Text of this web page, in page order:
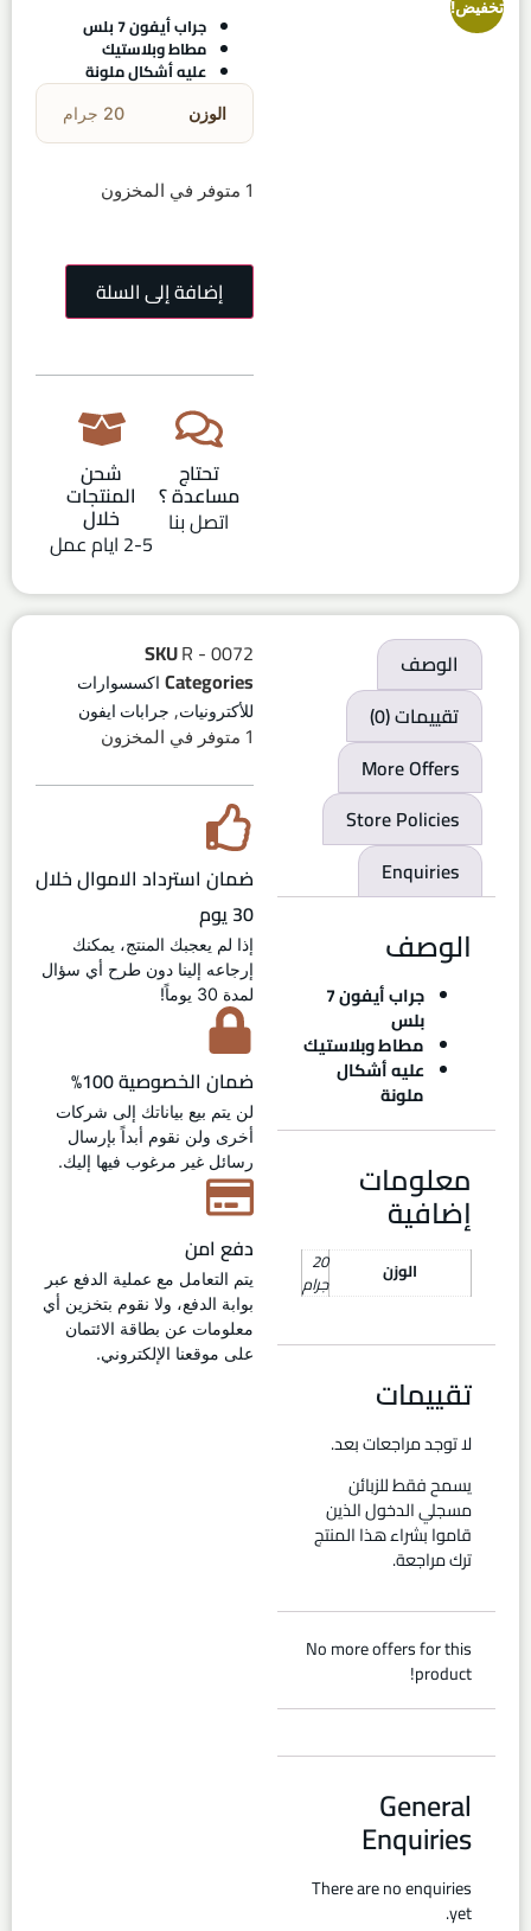
تخفيض!
جراب أيفون 7 بلس
مطاط وبلاستيك
عليه أشكال ملونة
الوزن 20 جرام
1 متوفر في المخزون
إضافة إلى السلة
تحتاج
مساعدة ؟
اتصل بنا
شحن
المنتجات
خلال
2-5 ايام عمل
الوصف
تقييمات (0)
More Offers
Store Policies
Enquiries
الوصف
جراب أيفون 7
بلس
مطاط وبلاستيك
عليه أشكال
ملونة
معلومات
إضافية
الوزن 20
جرام
تقييمات
لا توجد مراجعات بعد.
يسمح فقط للزبائن
مسجلي الدخول الذين
قاموا بشراء هذا المنتج
ترك مراجعة.
No more offers for this
product!
General
Enquiries
There are no enquiries
yet.
SKUR - 0072
Categories اكسسوارات
للأكترونيات, جرابات ايفون
1 متوفر في المخزون
ضمان استرداد الاموال خلال
30 يوم
إذا لم يعجبك المنتج، يمكنك
إرجاعه إلينا دون طرح أي سؤال
لمدة 30 يوماً!
ضمان الخصوصية 100%
لن يتم بيع بياناتك إلى شركات
أخرى ولن نقوم أبداً بإرسال
رسائل غير مرغوب فيها إليك.
دفع امن
يتم التعامل مع عملية الدفع عبر
بوابة الدفع، ولا نقوم بتخزين أي
معلومات عن بطاقة الائتمان
على موقعنا الإلكتروني.